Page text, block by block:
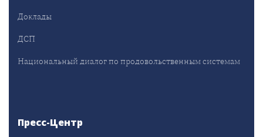
Доклады
ДСП
Национальный диалог по продовольственным системам
Пресс-Центр